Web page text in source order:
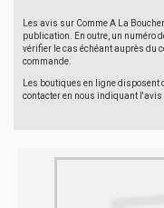
Les avis sur Comme A La
publication. En outre, un numéro
vérifier le cas échéant auprès du
commande.
Les boutiques en ligne
contacter en nous indiquant l'avis